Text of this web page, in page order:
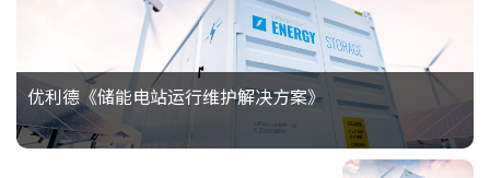
优利德《储能电站运行维护解决方案》